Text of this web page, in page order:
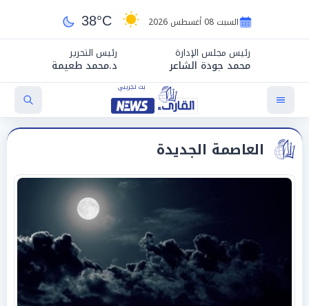
السبت 08 أغسطس 2026 38°C
رئيس مجلس الإدارة
محمد جودة الشاعر
رئيس التحرير
د.محمد طعيمة
العاصمة الجديدة